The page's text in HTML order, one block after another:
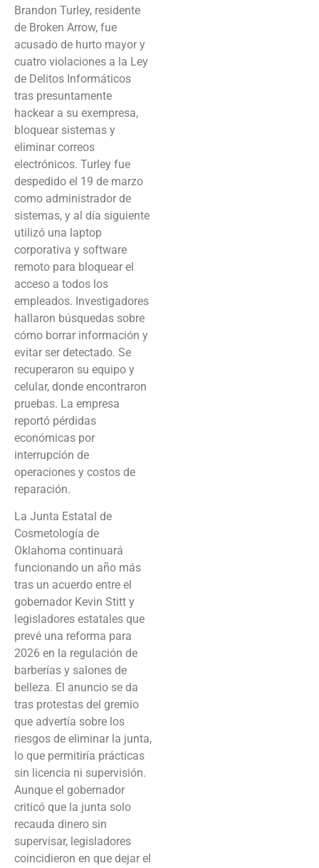
Brandon Turley, residente
de Broken Arrow, fue
acusado de hurto mayor y
cuatro violaciones a la Ley
de Delitos Informáticos
tras presuntamente
hackear a su exempresa,
bloquear sistemas y
eliminar correos
electrónicos. Turley fue
despedido el 19 de marzo
como administrador de
sistemas, y al día siguiente
utilizó una laptop
corporativa y software
remoto para bloquear el
acceso a todos los
empleados. Investigadores
hallaron búsquedas sobre
cómo borrar información y
evitar ser detectado. Se
recuperaron su equipo y
celular, donde encontraron
pruebas. La empresa
reportó pérdidas
económicas por
interrupción de
operaciones y costos de
reparación.
La Junta Estatal de
Cosmetología de
Oklahoma continuará
funcionando un año más
tras un acuerdo entre el
gobernador Kevin Stitt y
legisladores estatales que
prevé una reforma para
2026 en la regulación de
barberías y salones de
belleza. El anuncio se da
tras protestas del gremio
que advertía sobre los
riesgos de eliminar la junta,
lo que permitiría prácticas
sin licencia ni supervisión.
Aunque el gobernador
criticó que la junta solo
recauda dinero sin
supervisar, legisladores
coincidieron en que dejar el